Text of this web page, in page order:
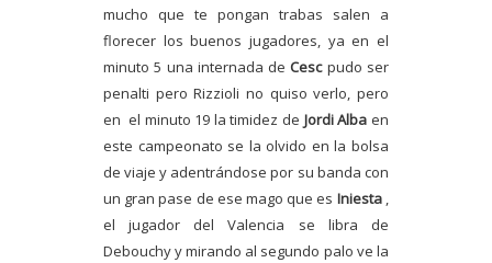
mucho que te pongan trabas salen a
florecer los buenos jugadores, ya en el
minuto 5 una internada de Cescpudo ser
penalti pero Rizzioli no quiso verlo, pero
en el minuto 19 la timidez de Jordi Alba en
este campeonato se la olvido en la bolsa
de viaje y adentrándose por su banda con
un gran pase de ese mago que es Iniesta,
el jugador del Valencia se libra de
Debouchy y mirando al segundo palo ve la